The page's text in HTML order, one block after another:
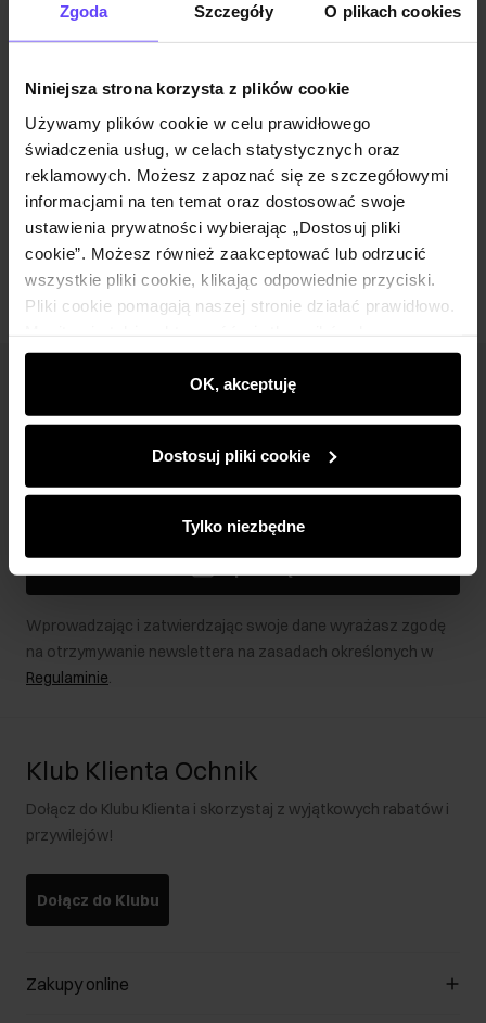
Zgoda Szczegóły O plikach cookies
Niniejsza strona korzysta z plików cookie
Używamy plików cookie w celu prawidłowego
świadczenia usług, w celach statystycznych oraz
reklamowych. Możesz zapoznać się ze szczegółowymi
informacjami na ten temat oraz dostosować swoje
ustawienia prywatności wybierając „Dostosuj pliki
cookie”. Możesz również zaakceptować lub odrzucić
wszystkie pliki cookie, klikając odpowiednie przyciski.
Pliki cookie pomagają naszej stronie działać prawidłowo.
wyświetlać im dopasowane do ich preferencji treści,
rekomendacje oraz komunikaty reklamowe informujące o
najnowszych promocjach w e-sklepie. Informacje o tym,
partnerom społecznościowym, reklamowym i
analitycznym. Partnerzy mogą połączyć te informacje z
podczas korzystania z ich usług.
OK, akceptuję
Dostosuj pliki cookie
Tylko niezbędne
Zestaw
69(Z25)
89,90 zł
Dodaj do koszyka
Wprowadzając i zatwierdzając swoje dane wyrażasz zgodę
na otrzymywanie newslettera na zasadach określonych w
Regulaminie.
Klub Klienta Ochnik
Dołącz do Klubu Klienta i skorzystaj z wyjątkowych rabatów i
przywilejów!
Dołącz do Klubu
Zakupy online